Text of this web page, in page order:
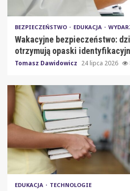
BEZPIECZEŃSTWO EDUKACJA
Wakacyjne bezpieczeństwo:
otrzymują opaski
Tomasz Dawidowicz 24 lipca 2026
EDUKACJA TECHNOLOGIE